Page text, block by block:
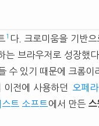
1 다. 크로미움을 기반으
는 브라우저로 성장했
수 있기 때문에 크롬이
이전에 사용하던 오페라
스트 소프트 에서 만든 스